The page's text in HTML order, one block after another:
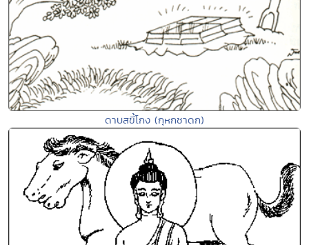
ดาบสขี้โกง (กุหกชาดก)